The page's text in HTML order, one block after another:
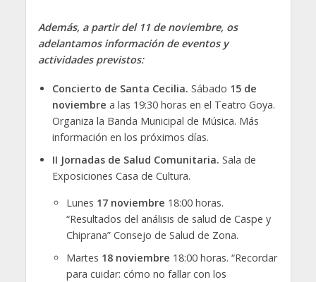
Además, a partir del 11 de noviembre, os
adelantamos información de eventos y
actividades previstos:
Concierto de Santa Cecilia. Sábado 15 de
noviembre a las 19:30 horas en el Teatro Goya.
Organiza la Banda Municipal de Música. Más
información en los próximos días.
II Jornadas de Salud Comunitaria. Sala de
Exposiciones Casa de Cultura.
Lunes 17 noviembre 18:00 horas.
“Resultados del análisis de salud de Caspe y
Chiprana” Consejo de Salud de Zona.
Martes 18 noviembre 18:00 horas. “Recordar
para cuidar: cómo no fallar con los